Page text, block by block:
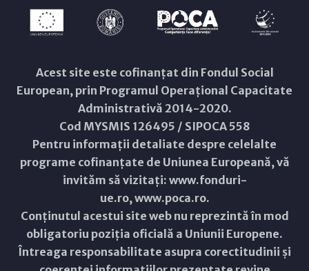
Acest site este cofinanțat din Fondul Social
European, prin Programul Operațional Capacitate
Administrativă 2014-2020.
Cod MYSMIS 126495 / SIPOCA 558
Pentru informații detaliate despre celelalte
programe cofinanțate de Uniunea Europeană, vă
invităm să vizitați: www.fonduri-
ue.ro,www.poca.ro.
Conținutul acestui site web nu reprezintă în mod
obligatoriu poziția oficială a Uniunii Europene.
Întreaga responsabilitate asupra corectitudinii și